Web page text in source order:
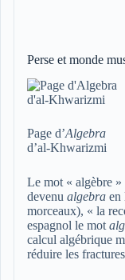
Perse et monde
Page d’Algebra
d’al-Khwarizmi
Le mot « algèbre »
devenu algebra en
morceaux), « la
espagnol le mot
calcul algébrique
réduire les